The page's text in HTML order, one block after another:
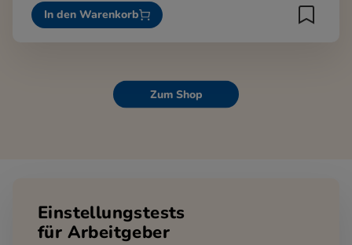
In den Warenkorb
Zum Shop
Einstellungstests
für Arbeitgeber